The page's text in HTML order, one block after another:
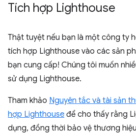
Tích hợp Lighthouse
Thật tuyệt nếu bạn là một công ty
tích hợp Lighthouse vào các sản
bạn cung cấp! Chúng tôi muốn
sử dụng Lighthouse.
Tham khảo Nguyên tắc và tài sản
hợp Lighthouse để cho thấy rằng
dụng, đồng thời bảo vệ thương